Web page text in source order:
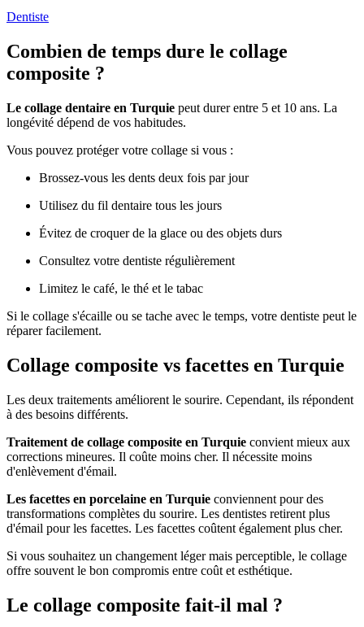
Dentiste
Combien de temps dure le collage
composite ?
Le collage dentaire en Turquie peut durer entre 5 et 10 ans. La
longévité dépend de vos habitudes.
Vous pouvez protéger votre collage si vous :
Brossez-vous les dents deux fois par jour
Utilisez du fil dentaire tous les jours
Évitez de croquer de la glace ou des objets durs
Consultez votre dentiste régulièrement
Limitez le café, le thé et le tabac
Si le collage s'écaille ou se tache avec le temps, votre dentiste peut le
réparer facilement.
Collage composite vs facettes en Turquie
Les deux traitements améliorent le sourire. Cependant, ils répondent
à des besoins différents.
Traitement de collage composite en Turquie convient mieux aux
corrections mineures. Il coûte moins cher. Il nécessite moins
d'enlèvement d'émail.
Les facettes en porcelaine en Turquie conviennent pour des
transformations complètes du sourire. Les dentistes retirent plus
d'émail pour les facettes. Les facettes coûtent également plus cher.
Si vous souhaitez un changement léger mais perceptible, le collage
offre souvent le bon compromis entre coût et esthétique.
Le collage composite fait-il mal ?